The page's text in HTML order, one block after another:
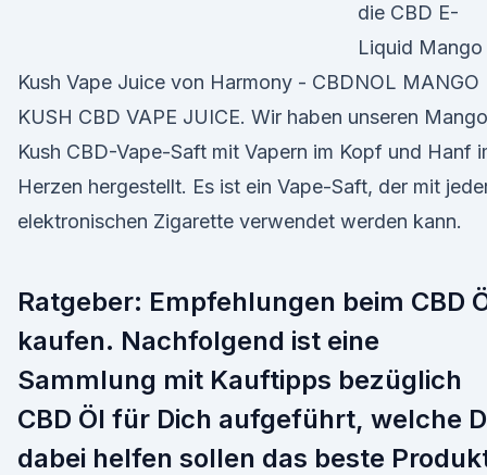
die CBD E-
Liquid Mango
Kush Vape Juice von Harmony - CBDNOL MANGO
KUSH CBD VAPE JUICE. Wir haben unseren Mango
Kush CBD-Vape-Saft mit Vapern im Kopf und Hanf
Herzen hergestellt. Es ist ein Vape-Saft, der mit
elektronischen Zigarette verwendet werden kann.
Ratgeber: Empfehlungen beim CBD
kaufen. Nachfolgend ist eine
Sammlung mit Kauftipps bezüglich
CBD Öl für Dich aufgeführt, welche
dabei helfen sollen das beste